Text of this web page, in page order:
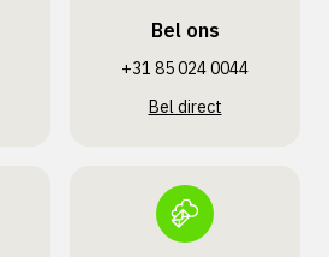
Bel ons
+31 85 024 0044
Bel direct